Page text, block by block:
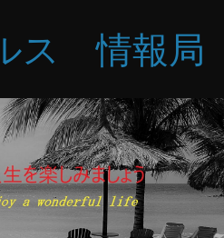
ス 情報局